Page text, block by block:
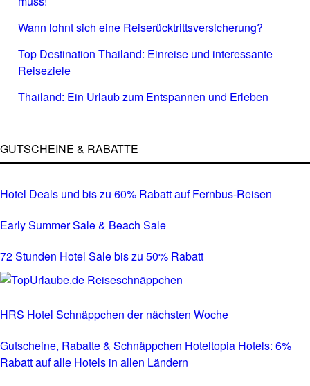
Wann lohnt sich eine Reiserücktrittsversicherung?
Top Destination Thailand: Einreise und interessante
Reiseziele
Thailand: Ein Urlaub zum Entspannen und Erleben
GUTSCHEINE & RABATTE
Hotel Deals und bis zu 60% Rabatt auf Fernbus-Reisen
Early Summer Sale & Beach Sale
72 Stunden Hotel Sale bis zu 50% Rabatt
HRS Hotel Schnäppchen der nächsten Woche
Gutscheine, Rabatte & Schnäppchen Hoteltopia Hotels: 6%
Rabatt auf alle Hotels in allen Ländern